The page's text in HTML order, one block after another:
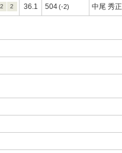
2 2 36.1 504(-2) 中尾 秀正